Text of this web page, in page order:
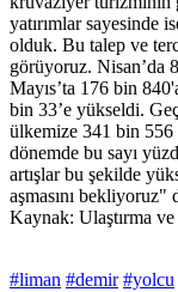
yatırımlar sayesinde
olduk. Bu talep ve
görüyoruz. Nisan’da
Mayıs’ta 176 bin
bin 33’e yükseldi.
ülkemize 341 bin 556
dönemde bu sayı
artışlar bu şekilde
aşmasını bekliyoruz"
Kaynak: Ulaştırma ve
#liman #demir #yolcu